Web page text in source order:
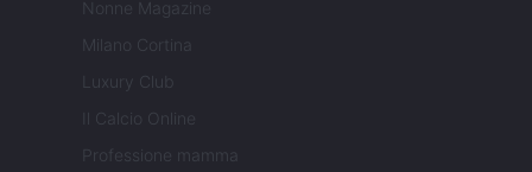
Nonne Magazine
Milano Cortina
Luxury Club
Il Calcio Online
Professione mamma